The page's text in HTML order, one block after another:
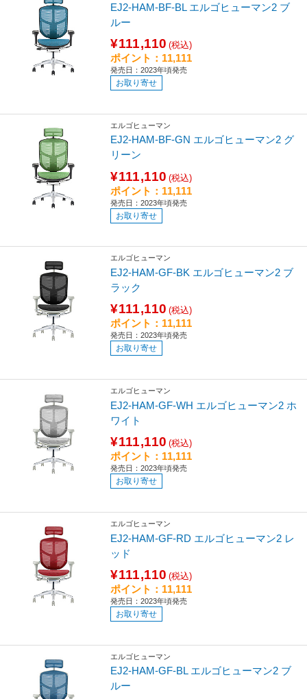
EJ2-HAM-BF-BL エルゴヒューマン2 ブ
ルー
¥111,110 (税込)
ポイント：11,111
発売日：2023年頃発売
お取り寄せ
エルゴヒューマン
EJ2-HAM-BF-GN エルゴヒューマン2 グ
リーン
¥111,110 (税込)
ポイント：11,111
発売日：2023年頃発売
お取り寄せ
エルゴヒューマン
EJ2-HAM-GF-BK エルゴヒューマン2 ブ
ラック
¥111,110 (税込)
ポイント：11,111
発売日：2023年頃発売
お取り寄せ
エルゴヒューマン
EJ2-HAM-GF-WH エルゴヒューマン2 ホ
ワイト
¥111,110 (税込)
ポイント：11,111
発売日：2023年頃発売
お取り寄せ
エルゴヒューマン
EJ2-HAM-GF-RD エルゴヒューマン2 レ
ッド
¥111,110 (税込)
ポイント：11,111
発売日：2023年頃発売
お取り寄せ
エルゴヒューマン
EJ2-HAM-GF-BL エルゴヒューマン2 ブ
ルー